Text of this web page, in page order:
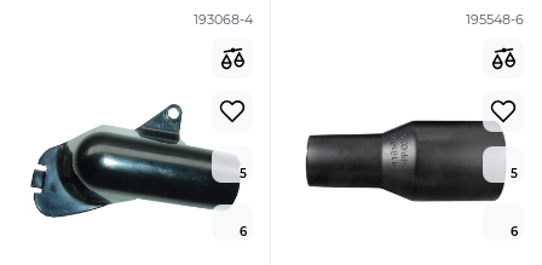
193068-4
5
6
195548-6
5
6